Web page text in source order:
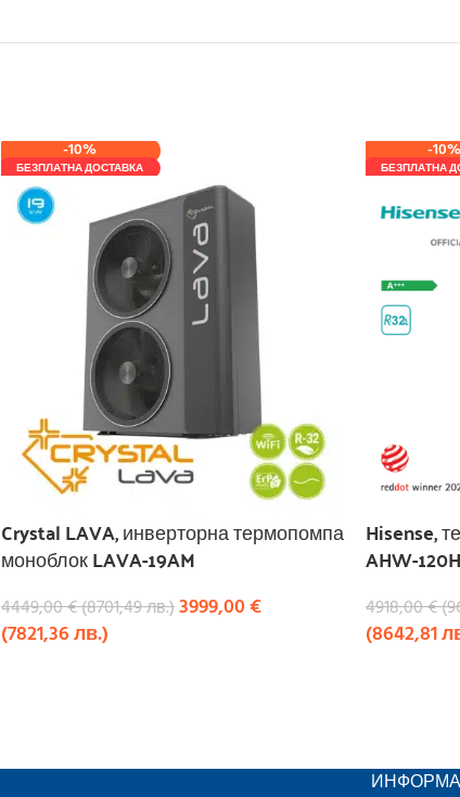
-10%
БЕЗПЛАТНА ДОСТАВКА
Crystal LAVA, инверторна термопомпа
моноблок LAVA-19AM
4449,00€(8701,49лв.)3999,00€
(7821,36лв.)
-10%
БЕЗПЛАТНА
Hisense,
AHW-
4918,00€(
(8642,81